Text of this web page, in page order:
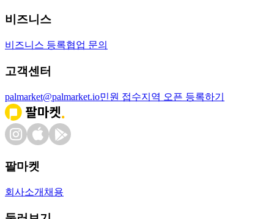
비즈니스
비즈니스 등록협업 문의
고객센터
palmarket@palmarket.io민원 접수지역 오픈 등록하기
팔마켓
회사소개 채용